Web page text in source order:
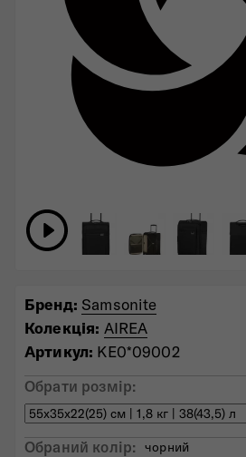
Бренд: Samsonite
Колекція: AIREA
Артикул: KE0*09002
Обрати розмір:
Обраний колiр: чорний